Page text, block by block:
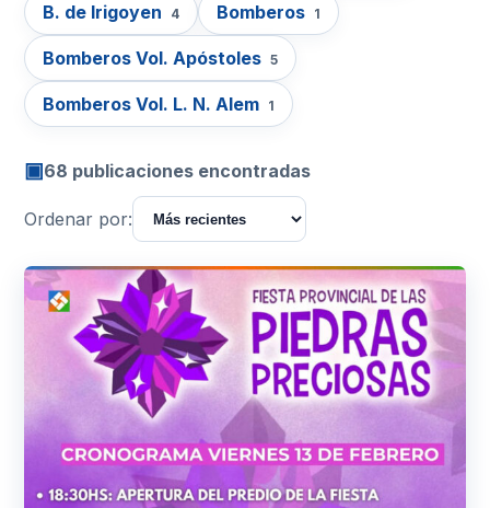
B. de Irigoyen 4 Bomberos 1
Bomberos Vol. Apóstoles 5
Bomberos Vol. L. N. Alem 1
▣68 publicaciones encontradas
Ordenar por: